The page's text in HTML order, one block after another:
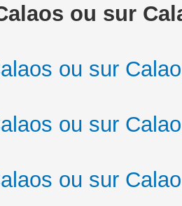
ou sur
ou sur
ou sur
ou sur